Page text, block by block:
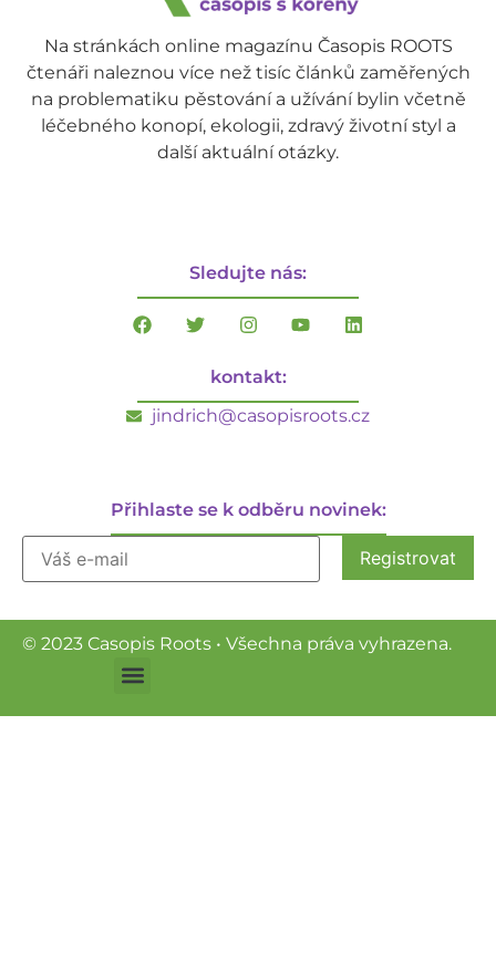
Na stránkách online magazínu Časopis ROOTS
čtenáři naleznou více než tisíc článků zaměřených
na problematiku pěstování a užívání bylin včetně
léčebného konopí, ekologii, zdravý životní styl a
další aktuální otázky.
Sledujte nás:
kontakt:
jindrich@casopisroots.cz
Přihlaste se k odběru novinek:
© 2023 Casopis Roots • Všechna práva vyhrazena.